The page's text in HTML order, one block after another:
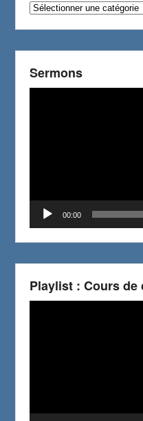
Catégories
Sermons
00:00
Playlist : Cours de